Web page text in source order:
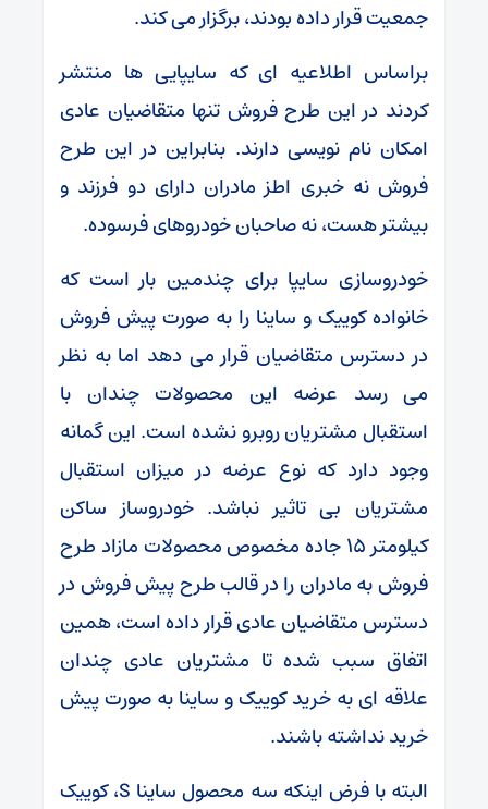
جمعیت قرار داده بودند، برگزار می کند.
براساس اطلاعیه ای که سایپایی ها منتشر
کردند در این طرح فروش تنها متقاضیان عادی
امکان نام نویسی دارند. بنابراین در این طرح
فروش نه خبری اطز مادران دارای دو فرزند و
بیشتر هست، نه صاحبان خودروهای فرسوده.
خودروسازی سایپا برای چندمین بار است که
خانواده کوییک و ساینا را به صورت پیش فروش
در دسترس متقاضیان قرار می دهد اما به نظر
می رسد عرضه این محصولات چندان با
استقبال مشتریان روبرو نشده است. این گمانه
وجود دارد که نوع عرضه در میزان استقبال
مشتریان بی تاثیر نباشد. خودروساز ساکن
کیلومتر ۱۵ جاده مخصوص محصولات مازاد طرح
فروش به مادران را در قالب طرح پیش فروش در
دسترس متقاضیان عادی قرار داده است، همین
اتفاق سبب شده تا مشتریان عادی چندان
علاقه ای به خرید کوییک و ساینا به صورت پیش
خرید نداشته باشند.
البته با فرض اینکه سه محصول ساینا S، کوییک